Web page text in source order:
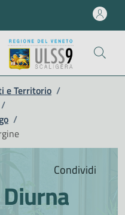
e Territorio /
/
/
Condividi